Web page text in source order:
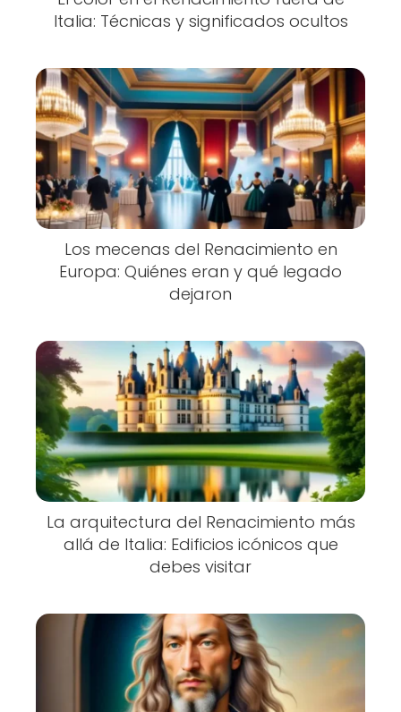
Italia: Técnicas y significados ocultos
Los mecenas del Renacimiento en
Europa: Quiénes eran y qué legado
dejaron
La arquitectura del Renacimiento más
allá de Italia: Edificios icónicos que
debes visitar